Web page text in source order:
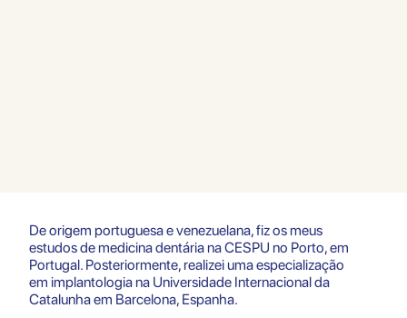
De origem portuguesa e venezuelana, fiz os meus
estudos de medicina dentária na CESPU no Porto, em
Portugal. Posteriormente, realizei uma especialização
em implantologia na Universidade Internacional da
Catalunha em Barcelona, Espanha.
politique
des données